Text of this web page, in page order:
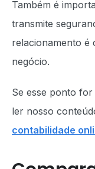
Também é
transmite
relacionamento é
negócio.
Se esse ponto
ler nosso
contabilidade